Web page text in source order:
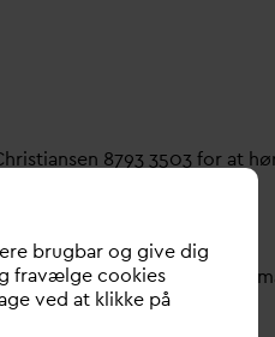
8793 3503 for at
iDANVA eller om du
brugbar og give dig
fravælge cookies
ved at klikke på